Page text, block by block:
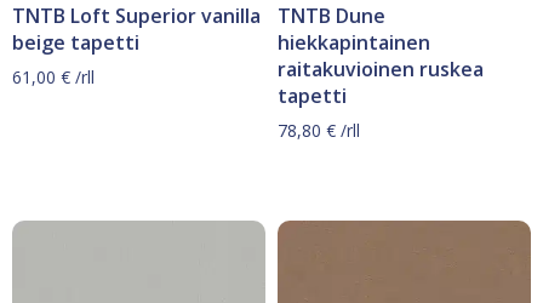
TNTB Loft Superior vanilla
beige tapetti
61,00 € /rll
TNTB Dune
hiekkapintainen
raitakuvioinen ruskea
tapetti
78,80 € /rll